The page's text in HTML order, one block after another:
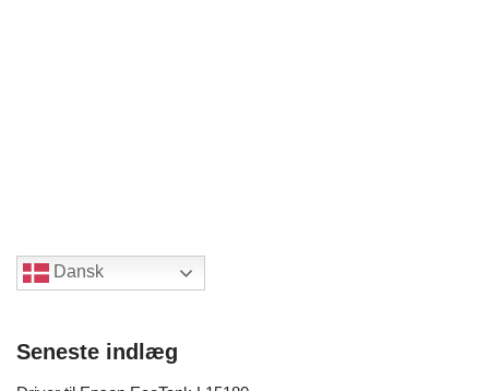
Dansk
Seneste indlæg